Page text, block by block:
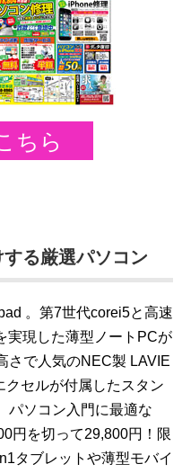
ちら
る厳選パソコン
。第7世代corei5と高速
実現した薄型ノートPCが
さで人気のNEC製 LAVIE
セルが付属したスタン
パソコン入門に最適な
円を切って29,800円！限
タブレットや薄型モバイ